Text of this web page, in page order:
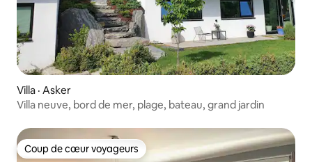
Villa · Asker
Villa neuve, bord de mer, plage, bateau, grand jardin
Coup de cœur voyageurs
Coup de cœur voyageurs